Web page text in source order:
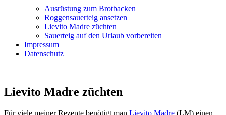
Ausrüstung zum Brotbacken
Roggensauerteig ansetzen
Lievito Madre züchten
Sauerteig auf den Urlaub vorbereiten
Impressum
Datenschutz
Lievito Madre züchten
Für viele meiner Rezepte benötigt man Lievito Madre (LM) einen